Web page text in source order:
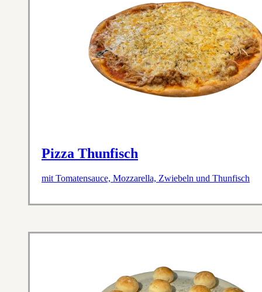
Pizza Thunfisch
mit Tomatensauce, Mozzarella, Zwiebeln und Thunfisch